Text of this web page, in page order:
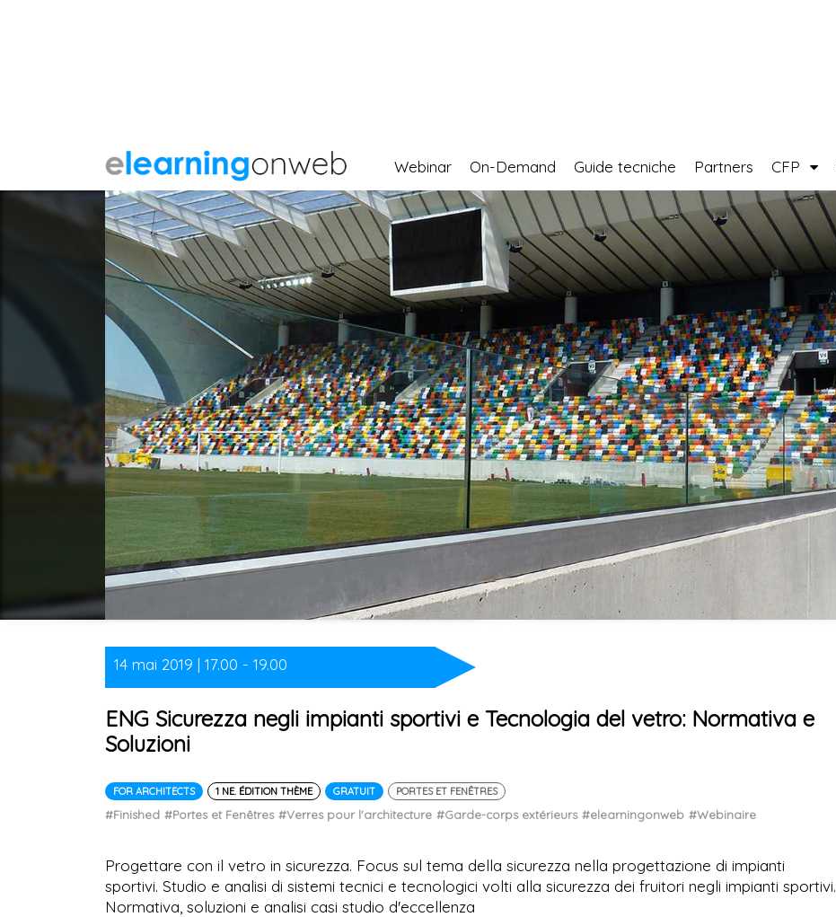
Webinar On-Demand Guide tecniche Partners CFP
14 mai 2019 | 17.00 - 19.00
ENG Sicurezza negli impianti sportivi e Tecnologia del vetro: Normativa e
Soluzioni
FOR ARCHITECTS 1 NE. ÉDITION THÈME GRATUIT PORTES ET FENÊTRES
#Finished #Portes et Fenêtres #Verres pour l'architecture #Garde-corps extérieurs #elearningonweb #Webinaire
Progettare con il vetro in sicurezza. Focus sul tema della sicurezza nella progettazione di impianti
sportivi. Studio e analisi di sistemi tecnici e tecnologici volti alla sicurezza dei fruitori negli impianti sportivi.
Normativa, soluzioni e analisi casi studio d'eccellenza